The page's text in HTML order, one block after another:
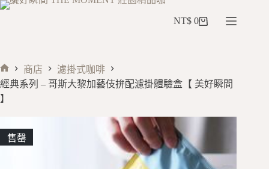
NT$ 0
商店
濾掛式咖啡
經典系列 – 哥斯大黎加藝伎拚配濾掛體驗盒【 美好瞬間
】
售罄